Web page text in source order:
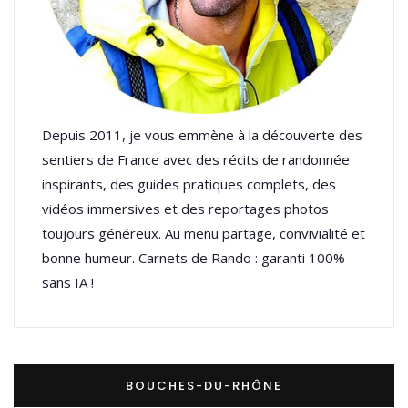
Depuis 2011, je vous emmène à la découverte des
sentiers de France avec des récits de randonnée
inspirants, des guides pratiques complets, des
vidéos immersives et des reportages photos
toujours généreux. Au menu partage, convivialité et
bonne humeur. Carnets de Rando : garanti 100%
sans IA !
BOUCHES-DU-RHÔNE